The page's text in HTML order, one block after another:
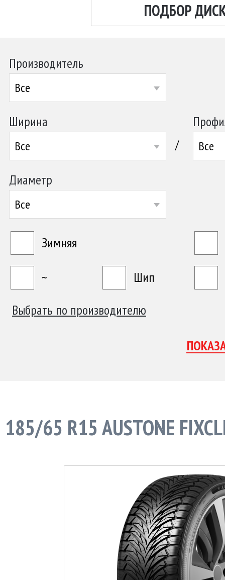
ПОДБОР
Производитель
Все
Ширина
Все / Все
Диаметр
Все
Зимняя
~
Шип
Выбрать по производителю
185/65 R15 AUSTONE